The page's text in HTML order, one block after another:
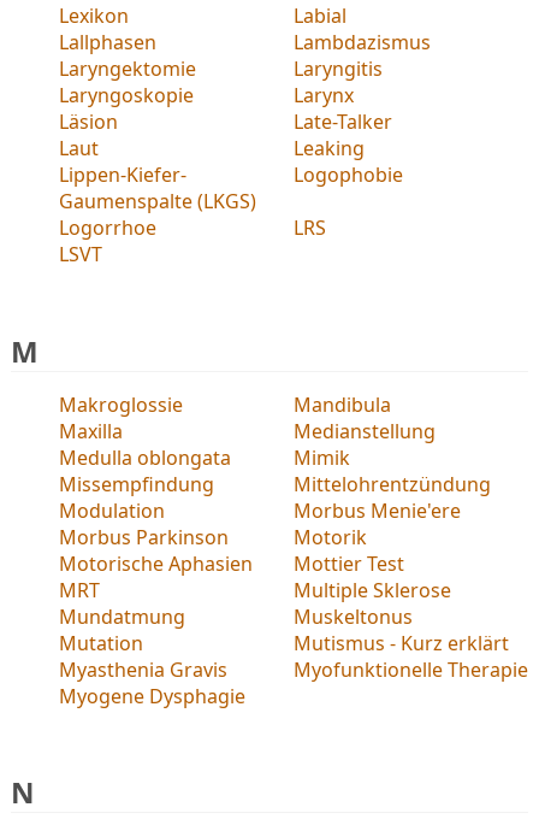
Lexikon
Labial
Lallphasen
Lambdazismus
Laryngektomie
Laryngitis
Laryngoskopie
Larynx
Läsion
Late-Talker
Laut
Leaking
Lippen-Kiefer-
Gaumenspalte (LKGS)
Logophobie
Logorrhoe
LRS
LSVT
M
Makroglossie
Mandibula
Maxilla
Medianstellung
Medulla oblongata
Mimik
Missempfindung
Mittelohrentzündung
Modulation
Morbus Menie'ere
Morbus Parkinson
Motorik
Motorische Aphasien
Mottier Test
MRT
Multiple Sklerose
Mundatmung
Muskeltonus
Mutation
Mutismus - Kurz erklärt
Myasthenia Gravis
Myofunktionelle Therapie
Myogene Dysphagie
N